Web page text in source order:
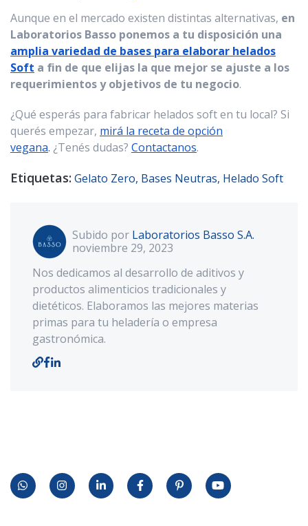
Aunque en el mercado existen distintas alternativas, en
Laboratorios Basso ponemos a tu disposición una
amplia variedad de bases para elaborar helados
Soft a fin de que elijas la que mejor se ajuste a los
requerimientos y objetivos de tu negocio.
¿Qué esperás para fabricar helados soft en tu local? Si
querés empezar, mirá la receta de opción
vegana. ¿Tenés dudas? Contactanos.
Etiquetas: Gelato Zero, Bases Neutras, Helado Soft
Subido por Laboratorios Basso S.A.
noviembre 29, 2023
Nos dedicamos al desarrollo de aditivos y
productos alimenticios tradicionales y
dietéticos. Elaboramos las mejores materias
primas para tu heladería o empresa
gastronómica.